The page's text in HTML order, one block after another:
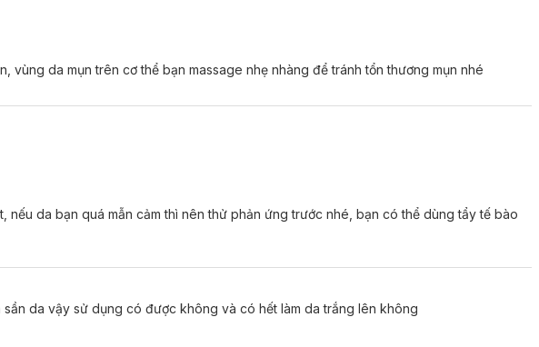
da săn mịn, căng tràn sức sống, ngăn ngừa lão hóa và hỗ trợ tăng độ đàn hồi cho da.
vùng da mụn trên cơ thể bạn massage nhẹ nhàng để tránh tổn thương mụn nhé
nếu da bạn quá mẫn cảm thì nên thử phản ứng trước nhé, bạn có thể dùng tẩy tế bào
da vậy sử dụng có được không và có hết làm da trắng lên không